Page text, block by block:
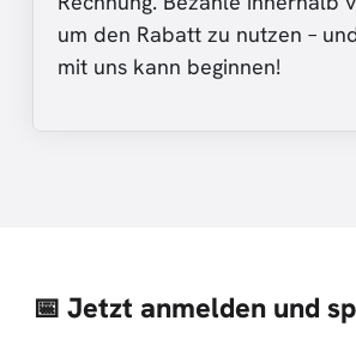
um den Rabatt zu nutzen –
mit uns kann beginnen!
📅 Jetzt anmelden und